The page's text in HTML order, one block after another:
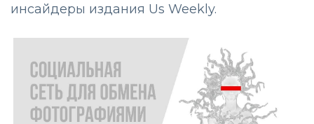
инсайдеры издания Us Weekly.